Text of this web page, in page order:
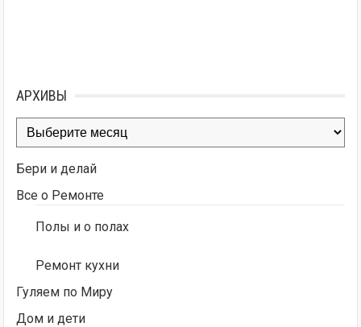
АРХИВЫ
Архивы
Бери и делай
Все о Ремонте
Полы и о полах
Ремонт кухни
Гуляем по Миру
Дом и дети